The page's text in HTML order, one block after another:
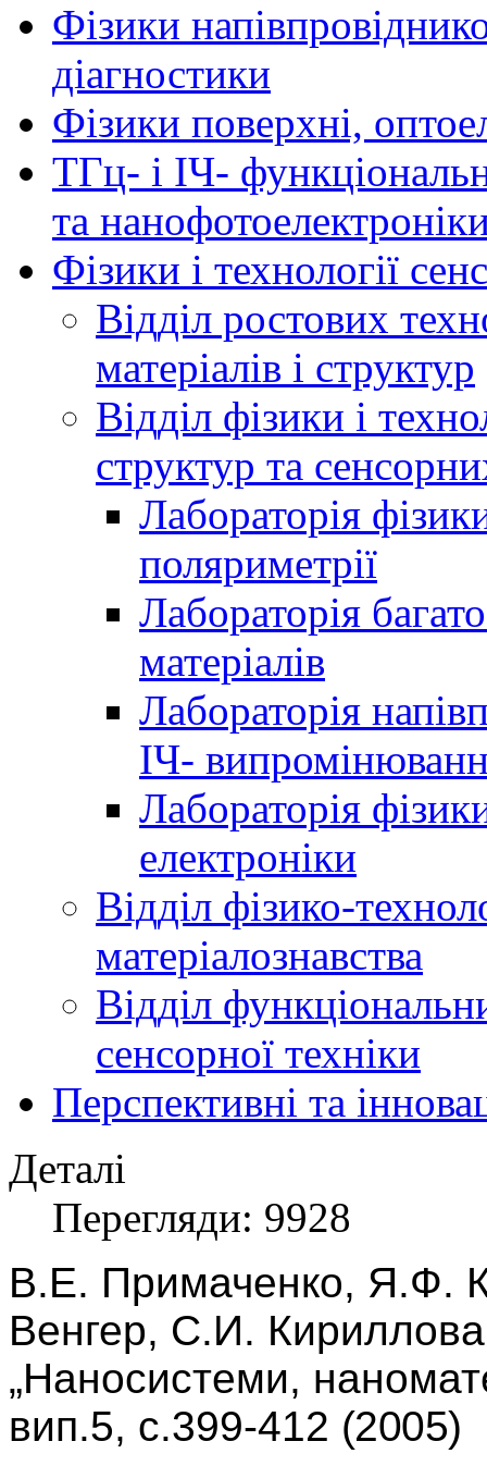
Фізики
діагностики
Фізики поверхні,
ТГц- і ІЧ-
та
Фізики і технології
Відділ ростових
матеріалів і структур
Відділ фізики і
структур та
Лабораторія
поляриметрії
Лабораторія
матеріалів
Лабораторія
ІЧ-
Лабораторія
електроніки
Відділ фізико-
матеріалознавства
Відділ
сенсорної техніки
Перспективні та
Деталі
Перегляди: 9928
В.Е. Примаченко, Я.Ф.
Венгер, С.И.
„Наносистеми,
вип.5, с.399-412 (2005)